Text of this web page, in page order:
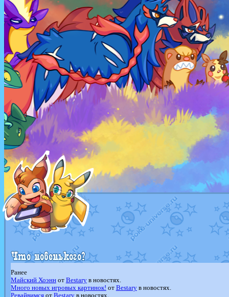
Ранее
Майский Хоэннот Bestaryв новостях.
Много новых игровых картинок! от Bestaryв новостях.
Ревайвимсяот Bestaryв новостях.